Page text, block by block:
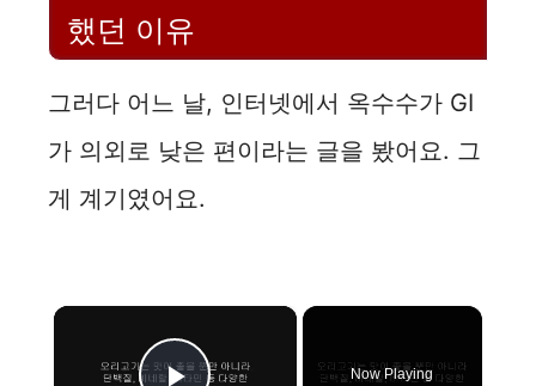
했던 이유
그러다 어느 날, 인터넷에서 옥수수가 GI
가 의외로 낮은 편이라는 글을 봤어요. 그
게 계기였어요.
×
Now Playing